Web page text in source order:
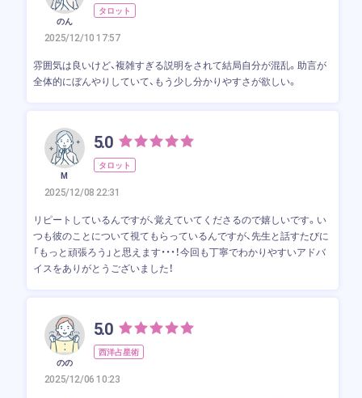
のん
タロット
2025/12/10 17:57
雰囲気は良いけど、複雑すぎる説明をされて結局自分が混乱。助言が
全体的にぼんやりしていて、もう少し分かりやすさが欲しい。
M
5.0
タロット
2025/12/08 22:31
リピートしているんですが、覚えていてくださるので嬉しいです。い
つも彼のことについて視てもらっているんですが、先生と話すたびに
「もっと頑張ろう」と思えます・・・！今回も丁寧でわかりやすいアドバ
イスをありがとうございました！
のの
5.0
西洋占星術
2025/12/06 10:23